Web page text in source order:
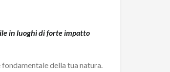
in luoghi di forte impatto
della tua natura.